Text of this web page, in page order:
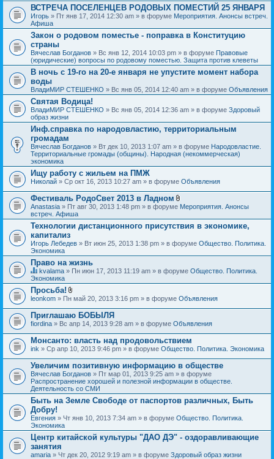
ВСТРЕЧА ПОСЕЛЕНЦЕВ РОДОВЫХ ПОМЕСТИЙ 25 ЯНВАРЯ
Игорь » Пт янв 17, 2014 12:30 am » в форуме Мероприятия. Анонсы встреч.
Афиша
Закон о родовом поместье - поправка в Конституцию
страны
Вячеслав Богданов » Вс янв 12, 2014 10:03 pm » в форуме Правовые
(юридические) вопросы по родовому поместью. Защита против клеветы
В ночь с 19-го на 20-е января не упустите момент набора
воды
ВладиМИР СТЕШЕНКО » Вс янв 05, 2014 12:40 am » в форуме Объявления
Святая Водица!
ВладиМИР СТЕШЕНКО » Вс янв 05, 2014 12:36 am » в форуме Здоровый
образ жизни
Инф.справка по народовластию, территориальным
громадам
Вячеслав Богданов » Вт дек 10, 2013 1:07 am » в форуме Народовластие.
Территориальные громады (общины). Народная (некоммерческая)
экономика
Ищу работу с жильем на ПМЖ
Николай » Ср окт 16, 2013 10:27 am » в форуме Объявления
Фестиваль РодоСвет 2013 в Ладном
В
о
ж
н
и
я
Anastasia » Пт авг 30, 2013 1:48 pm » в форуме Мероприятия. Анонсы
встреч. Афиша
Технологии дистанционного присутствия в экономике,
капитализ
Игорь Лебедев » Вт июн 25, 2013 1:38 pm » в форуме Общество. Политика.
Экономика
Право на жизнь
Д
а
н
н
я
т
е
м
а
с
о
д
е
р
ж
и
т
о
п
р
о
с
.
kvalama » Пн июн 17, 2013 11:19 am » в форуме Общество. Политика.
Экономика
Просьба!
В
о
ж
е
н
и
я
leonkom » Пн май 20, 2013 3:16 pm » в форуме Объявления
Приглашаю БОБЫЛЯ
fiordina » Вс апр 14, 2013 9:28 am » в форуме Объявления
Монсанто: власть над продовольствием
ink » Ср апр 10, 2013 9:46 pm » в форуме Общество. Политика. Экономика
Увеличим позитивную информацию в обществе
Вячеслав Богданов » Пт мар 01, 2013 9:25 am » в форуме
Распространение хорошей и полезной информации в обществе.
Деятельность со СМИ
Быть на Земле Свободе от паспортов различных, Быть
Добру!
Евгения » Чт янв 10, 2013 7:34 am » в форуме Общество. Политика.
Экономика
Центр китайской культуры "ДАО ДЭ" - оздоравливающие
занятия
amaria » Чт дек 20, 2012 9:19 am » в форуме Здоровый образ жизни